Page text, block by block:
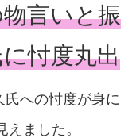
言いと振
忖度丸出
への忖度が身に
ました。